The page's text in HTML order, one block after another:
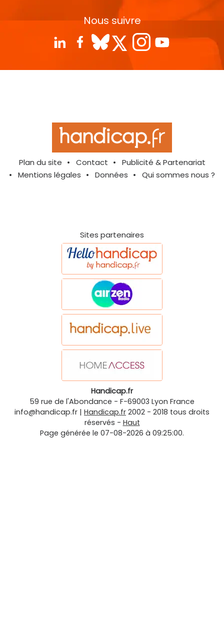
Nous suivre
Plan du site Contact
Publicité & Partenariat
Mentions légales
Données Qui sommes nous ?
Sites partenaires
Handicap.fr
59 rue de l'Abondance - F-69003 Lyon France
info@handicap.fr | Handicap.fr 2002 - 2018 tous droits
réservés - Haut
Page générée le 07-08-2026 à 09:25:00.